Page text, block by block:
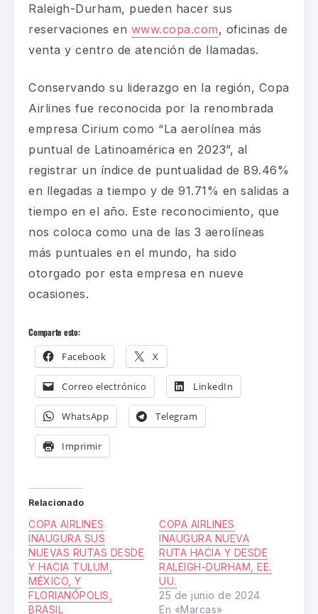
Raleigh-Durham, pueden hacer sus
reservaciones en www.copa.com, oficinas de
venta y centro de atención de llamadas.
Conservando su liderazgo en la región, Copa
Airlines fue reconocida por la renombrada
empresa Cirium como “La aerolínea más
puntual de Latinoamérica en 2023”, al
registrar un índice de puntualidad de 89.46%
en llegadas a tiempo y de 91.71% en salidas a
tiempo en el año. Este reconocimiento, que
nos coloca como una de las 3 aerolíneas
más puntuales en el mundo, ha sido
otorgado por esta empresa en nueve
ocasiones.
Comparte esto:
Facebook X
Correo electrónico LinkedIn
WhatsApp Telegram
Imprimir
Relacionado
COPA AIRLINES
INAUGURA SUS
NUEVAS RUTAS DESDE
Y HACIA TULUM,
MÉXICO, Y
FLORIANÓPOLIS,
BRASIL
COPA AIRLINES
INAUGURA NUEVA
RUTA HACIA Y DESDE
RALEIGH-DURHAM, EE.
UU.
25 de junio de 2024
En «Marcas»